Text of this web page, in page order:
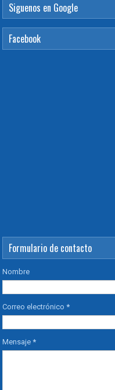
Siguenos en Google
Facebook
Formulario de contacto
Nombre
Correo electrónico *
Mensaje *